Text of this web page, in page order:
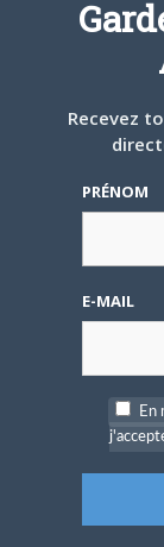
4 AOÛT 2026
Une
Digimon
4 JUILLET 2026
[Entretien]
Lors des
originel.»
Vous devez
Recevez
PRÉNOM
E-MAIL
En